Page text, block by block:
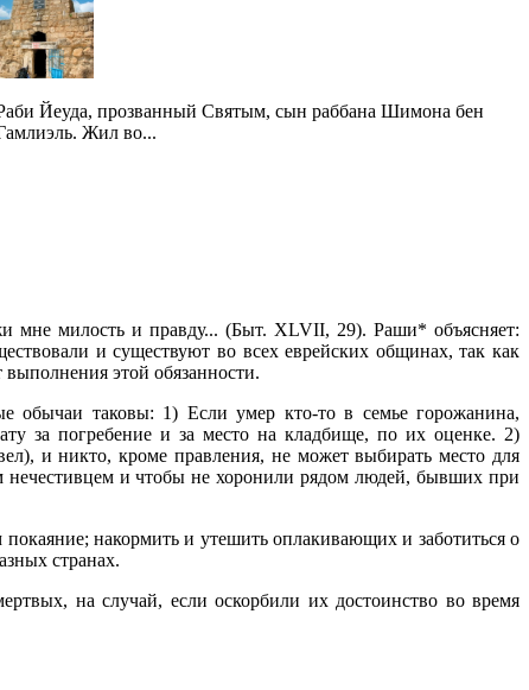
Йеуда, прозванный Святым, сын раббана Шимона бен
Жил во...
мне милость и правду... (Быт. XLVII, 29). Раши* объясняет:
и существуют во всех еврейских общинах, так как
этой обязанности.
обычаи таковы: 1) Если умер кто-то в семье горожанина,
за погребение и за место на кладбище, по их оценке. 2)
и никто, кроме правления, не может выбирать место для
нечестивцем и чтобы не хоронили рядом людей, бывших при
накормить и утешить оплакивающих и заботиться о
странах.
на случай, если оскорбили их достоинство во время